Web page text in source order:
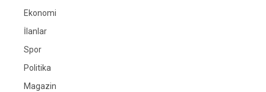
Ekonomi
İlanlar
Spor
Politika
Magazin